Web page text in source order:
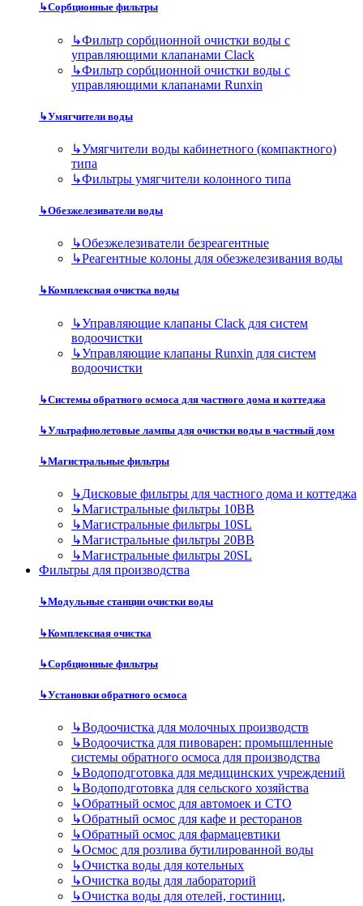
↳Сорбционные фильтры
↳Фильтр сорбционной очистки воды с
управляющими клапанами Clack
↳Фильтр сорбционной очистки воды с
управляющими клапанами Runxin
↳Умягчители воды
↳Умягчители воды кабинетного (компактного)
типа
↳Фильтры умягчители колонного типа
↳Обезжелезиватели воды
↳Обезжелезиватели безреагентные
↳Реагентные колоны для обезжелезивания воды
↳Комплексная очистка воды
↳Управляющие клапаны Clack для систем
водоочистки
↳Управляющие клапаны Runxin для систем
водоочистки
↳Системы обратного осмоса для частного дома и коттеджа
↳Ультрафиолетовые лампы для очистки воды в частный дом
↳Магистральные фильтры
↳Дисковые фильтры для частного дома и коттеджа
↳Магистральные фильтры 10BB
↳Магистральные фильтры 10SL
↳Магистральные фильтры 20BB
↳Магистральные фильтры 20SL
Фильтры для производства
↳Модульные станции очистки воды
↳Комплексная очистка
↳Сорбционные фильтры
↳Установки обратного осмоса
↳Водоочистка для молочных производств
↳Водоочистка для пивоварен: промышленные
системы обратного осмоса для производства
↳Водоподготовка для медицинских учреждений
↳Водоподготовка для сельского хозяйства
↳Обратный осмос для автомоек и СТО
↳Обратный осмос для кафе и ресторанов
↳Обратный осмос для фармацевтики
↳Осмос для розлива бутилированной воды
↳Очистка воды для котельных
↳Очистка воды для лабораторий
↳Очистка воды для отелей, гостиниц,